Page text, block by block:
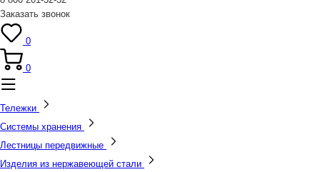
Заказать звонок
0
0
Тележки
Системы хранения
Лестницы передвижные
Изделия из нержавеющей стали